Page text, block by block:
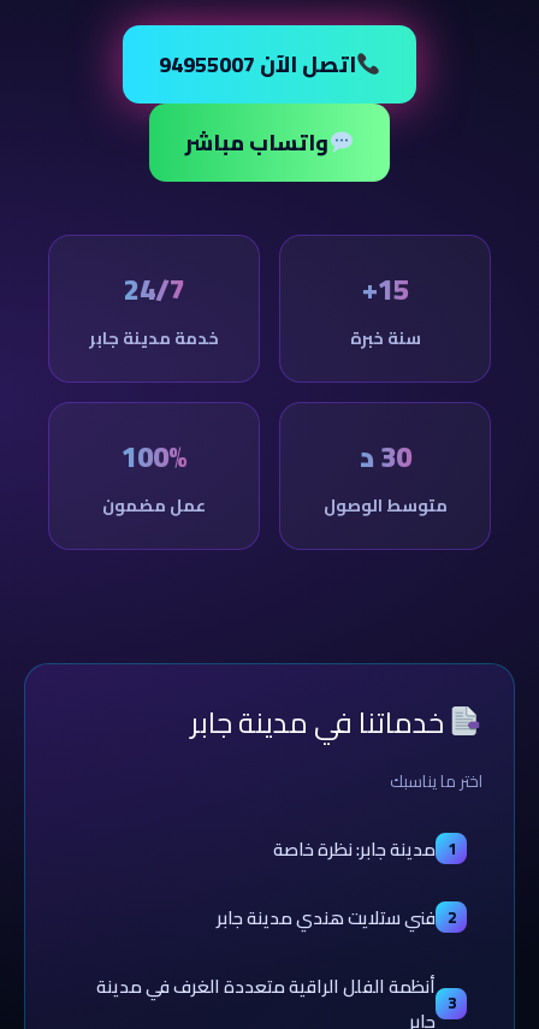
اتصل الآن 94955007
واتساب مباشر
15+
سنة خبرة
24/7
خدمة مدينة جابر
30 د
متوسط الوصول
100%
عمل مضمون
خدماتنا في مدينة جابر
اختر ما يناسبك
1 مدينة جابر: نظرة خاصة
2 فني ستلايت هندي مدينة جابر
3 أنظمة الفلل الراقية متعددة الغرف في مدينة
جابر